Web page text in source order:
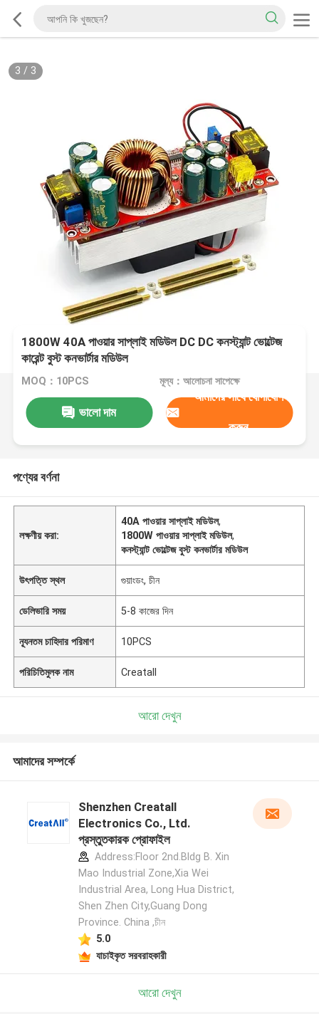
3 / 3
1800W 40A পাওয়ার সাপ্লাই মডিউল DC DC কনস্ট্যান্ট ভোল্টেজ
কারেন্ট বুস্ট কনভার্টার মডিউল
MOQ：10PCS মূল্য：আলোচনা সাপেক্ষে
ভালো দাম
আমাদের সাথে যোগাযোগ
করুন
পণ্যের বর্ণনা
লক্ষণীয় করা:
40A পাওয়ার সাপ্লাই মডিউল,
1800W পাওয়ার সাপ্লাই মডিউল,
কনস্ট্যান্ট ভোল্টেজ বুস্ট কনভার্টার মডিউল
উৎপত্তি স্থল গুয়াংডং, চীন
ডেলিভারি সময় 5-8 কাজের দিন
ন্যূনতম চাহিদার পরিমাণ 10PCS
পরিচিতিমুলক নাম Creatall
আরো দেখুন
আমাদের সম্পর্কে
Shenzhen Creatall
Electronics Co., Ltd.
প্রস্তুতকারক প্রোফাইল
Address:Floor 2nd.Bldg B. Xin
Mao Industrial Zone,Xia Wei
Industrial Area, Long Hua District,
Shen Zhen City,Guang Dong
Province. China ,চীন
5.0
যাচাইকৃত সরবরাহকারী
আরো দেখুন